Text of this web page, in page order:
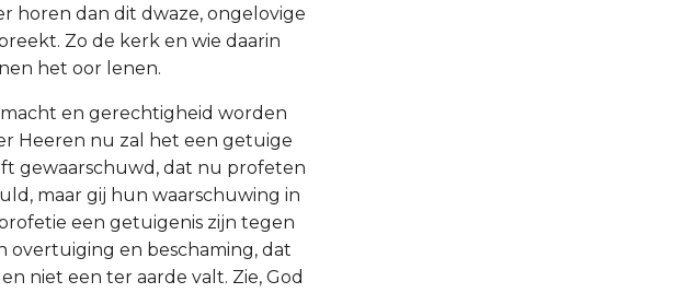
horen dan dit dwaze, ongelovige
Zo de kerk en wie daarin
het oor lenen.
en gerechtigheid worden
Heeren nu zal het een getuige
gewaarschuwd, dat nu profeten
maar gij hun waarschuwing in
een getuigenis zijn tegen
overtuiging en beschaming, dat
niet een ter aarde valt. Zie, God